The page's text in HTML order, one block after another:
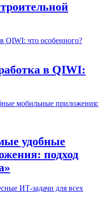
в QIWI:
удобные
подход